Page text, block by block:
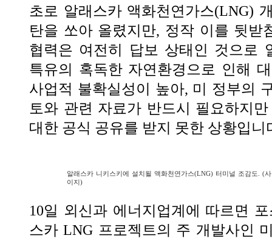
초로 알래스카 액화천연가스(LNG)
탄을 쏘아 올렸지만, 정작 이를 뒷받
협력은 여전히 답보 상태인 것으로
특유의 혹독한 자연환경으로 인해
사업적 불확실성이 높아, 미 정부의
토와 관련 자료가 반드시 필요하지
대한 공식 공유를 받지 못한 상황입니
알래스카 니키스키에 설치될 액화천연가스(LNG) 터미널 조감도. (
이지)
10일 외신과 에너지업계에 따르면
스카 LNG 프로젝트의 주 개발사인